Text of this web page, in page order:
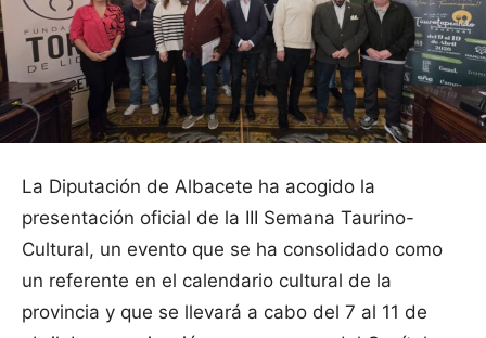
La Diputación de Albacete ha acogido la
presentación oficial de la III Semana Taurino-
Cultural, un evento que se ha consolidado como
un referente en el calendario cultural de la
provincia y que se llevará a cabo del 7 al 11 de